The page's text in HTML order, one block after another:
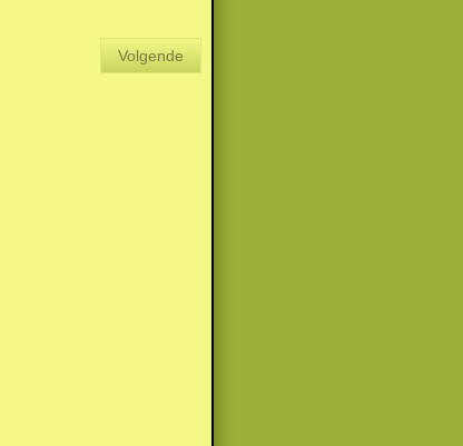
Volgende